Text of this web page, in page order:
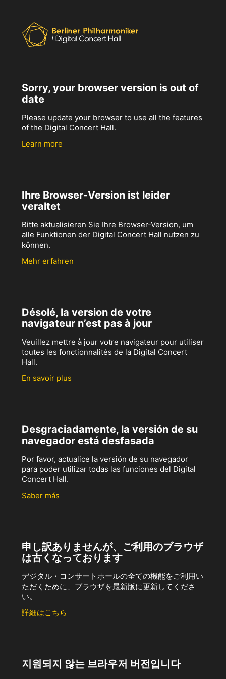
Sorry, your browser version is out of
date
Please update your browser to use all the features
of the Digital Concert Hall.
Learn more
Ihre Browser-Version ist leider
veraltet
Bitte aktualisieren Sie Ihre Browser-Version, um
alle Funktionen der Digital Concert Hall nutzen zu
können.
Mehr erfahren
Désolé, la version de votre
navigateur n’est pas à jour
Veuillez mettre à jour votre navigateur pour utiliser
toutes les fonctionnalités de la Digital Concert
Hall.
En savoir plus
Desgraciadamente, la versión de su
navegador está desfasada
Por favor, actualice la versión de su navegador
para poder utilizar todas las funciones del Digital
Concert Hall.
Saber más
申し訳ありませんが、ご利用のブラウザ
は古くなっております
デジタル・コンサートホールの全ての機能をご利用い
ただくために、ブラウザを最新版に更新してくださ
い。
詳細はこちら
지원되지 않는 브라우저 버전입니다